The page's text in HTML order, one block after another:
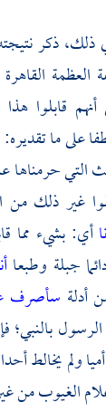
ذلك، ذكر
القاهرة
قابلوا
على ما
التي
غير ذلك من
أي: بشيء مما
جبلة وطبعا
أدلة سأصرف
بالنبي؛
ولم يخالط
الغيوب من